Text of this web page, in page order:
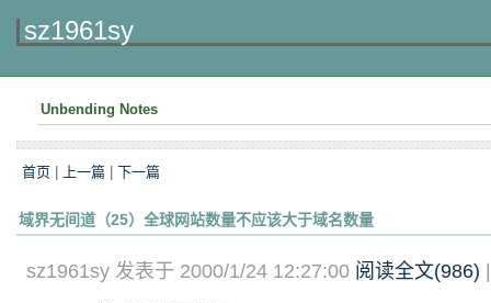
sz1961sy
Unbending Notes
首页 上一篇 下一篇
域界无间道（25）全球网站数量不应该大于域名数量
sz1961sy 发表于 2000/1/24 12:27:00 阅读全文(986)